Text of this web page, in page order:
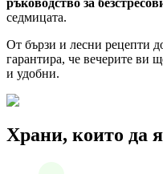
ръководство за
седмицата.
От бързи и лесни рецепти
гарантира, че вечерите ви
и удобни.
Храни, които да